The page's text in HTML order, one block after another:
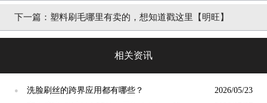
旺】
下一篇： 塑料刷毛哪里有卖的，想知道戳这里【明旺】
相关资讯
● 洗脸刷丝的跨界应用都有哪些？ 2026/05/23